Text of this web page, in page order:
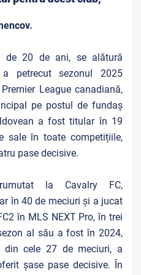
de 20 de ani, se alătură
petrecut sezonul 2025
League canadiană,
pe postul de fundaș
a fost titular în 19
sale în toate competițiile,
pase decisive.
la Cavalry FC,
în 40 de meciuri și a jucat
în MLS NEXT Pro, în trei
al său a fost în 2024,
cele 27 de meciuri, a
șase pase decisive. În